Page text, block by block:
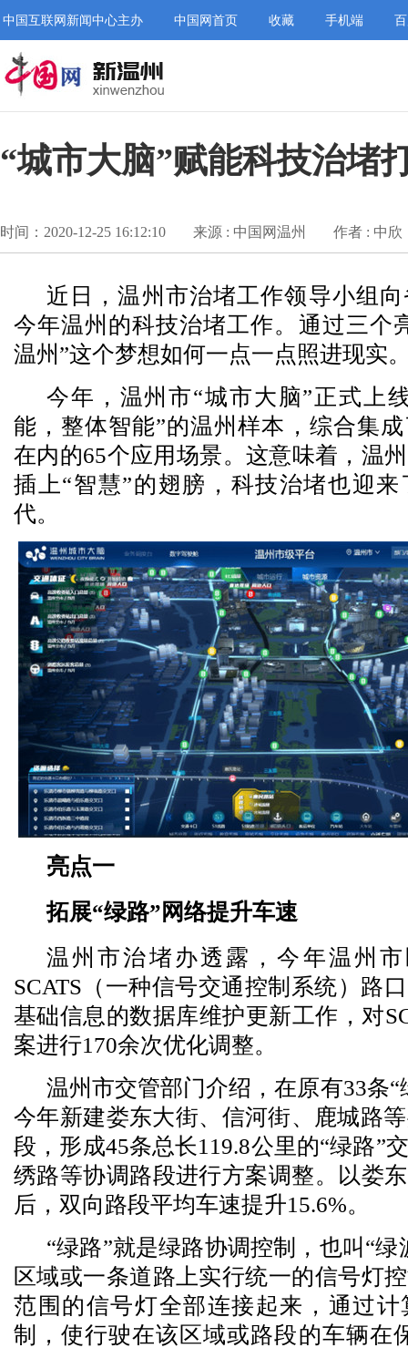
中国互联网新闻中心主办 中国网首页 收藏 手机端
“城市大脑”赋能科技治堵
时间：2020-12-25 16:12:10 来源 : 中国网温州 作者 : 中欣
近日，温州市治堵工作领导小组
今年温州的科技治堵工作。通过三个
温州”这个梦想如何一点一点照进现实
今年，温州市“城市大脑”正式上
能，整体智能”的温州样本，综合集
在内的65个应用场景。这意味着，温
插上“智慧”的翅膀，科技治堵也迎
代。
亮点一
拓展“绿路”网络提升车速
温州市治堵办透露，今年温州
SCATS（一种信号交通控制系统）路
基础信息的数据库维护更新工作，对
案进行170余次优化调整。
温州市交管部门介绍，在原有33条“
今年新建娄东大街、信河街、鹿城路
段，形成45条总长119.8公里的“绿路”
绣路等协调路段进行方案调整。以娄
后，双向路段平均车速提升15.6%。
“绿路”就是绿路协调控制，也叫“绿
区域或一条道路上实行统一的信号灯
范围的信号灯全部连接起来，通过
制，使行驶在该区域或路段的车辆在